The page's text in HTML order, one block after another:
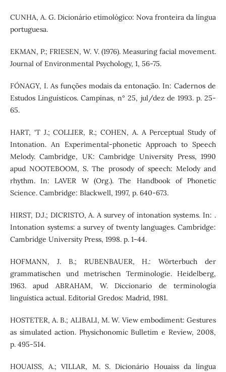
CUNHA, A. G. Dicionário etimológico: Nova fronteira da língua
portuguesa.
EKMAN, P.; FRIESEN, W. V. (1976). Measuring facial movement.
Journal of Environmental Psychology, 1, 56-75.
FÓNAGY, I. As funções modais da entonação. In: Cadernos de
Estudos Linguísticos. Campinas, n° 25, jul/dez de 1993. p. 25-
65.
HART, ‘T J.; COLLIER, R.; COHEN, A. A Perceptual Study of
Intonation. An Experimental-phonetic Approach to Speech
Melody. Cambridge, UK: Cambridge University Press, 1990
apud NOOTEBOOM, S. The prosody of speech: Melody and
rhythm. In: LAVER W (Org.). The Handbook of Phonetic
Science. Cambridge: Blackwell, 1997, p. 640-673.
HIRST, D.J.; DICRISTO, A. A survey of intonation systems. In: .
Intonation systems: a survey of twenty languages. Cambridge:
Cambridge University Press, 1998. p. 1-44.
HOFMANN, J. B.; RUBENBAUER, H.: Wörterbuch der
grammatischen und metrischen Terminologie. Heidelberg,
1963. apud ABRAHAM, W. Diccionario de terminología
linguística actual. Editorial Gredos: Madrid, 1981.
HOSTETER, A. B.; ALIBALI, M. W. View embodiment: Gestures
as simulated action. Physichonomic Bulletim e Review, 2008,
p. 495-514.
HOUAISS, A.; VILLAR, M. S. Dicionário Houaiss da língua